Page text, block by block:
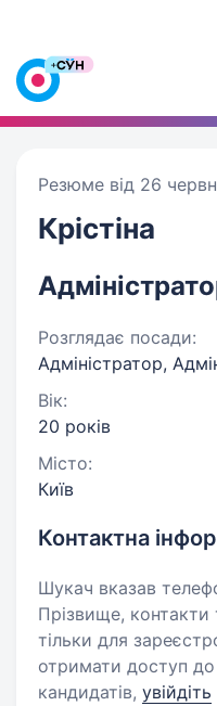
Резюме від 26
Крістіна
Розглядає посади:
Адміністратор,
Вік:
20 років
Місто:
Київ
Контактна
Шукач вказав
Прізвище, контакти
тільки для
отримати доступ
кандидатів, увійдіть